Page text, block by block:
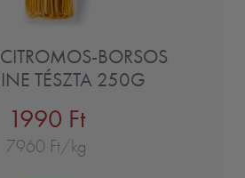
BORSOS
TÉSZTA 250G
1990 Ft
7960 Ft/kg